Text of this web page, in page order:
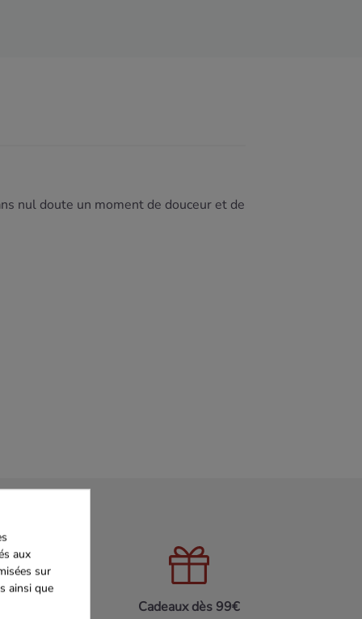
nul doute un moment de douceur et de
Cadeaux dès 99€
aux
sur
ainsi que